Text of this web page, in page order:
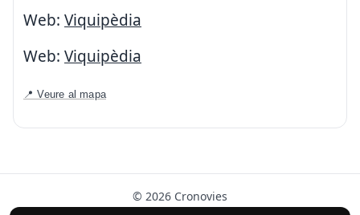
Web: Viquipèdia
Web: Viquipèdia
📍 Veure al mapa
© 2026 Cronovies